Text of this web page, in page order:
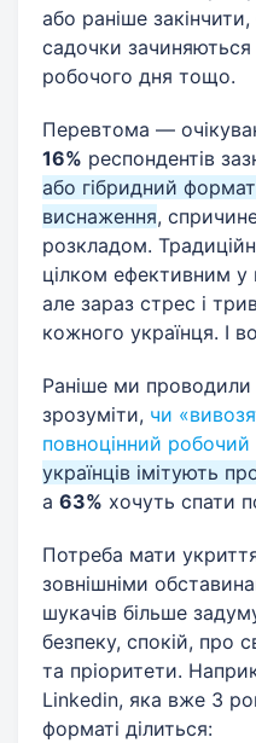
або раніше
садочки
робочого дня тощо.
Перевтома —
16% респондентів
або гібридний
виснаження,
розкладом.
цілком ефективним у
але зараз стрес і
кожного українця. І
Раніше ми
зрозуміти, чи
повноцінний
українців імітують
а 63% хочуть спати
Потреба мати
зовнішніми
шукачів більше
безпеку, спокій, про
та пріоритети.
Linkedin, яка вже 3
форматі ділиться: